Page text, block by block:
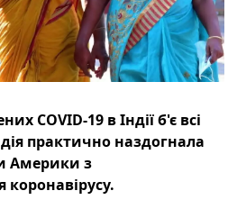
COVID-19 в Індії б'є всі
практично наздогнала
Америки з